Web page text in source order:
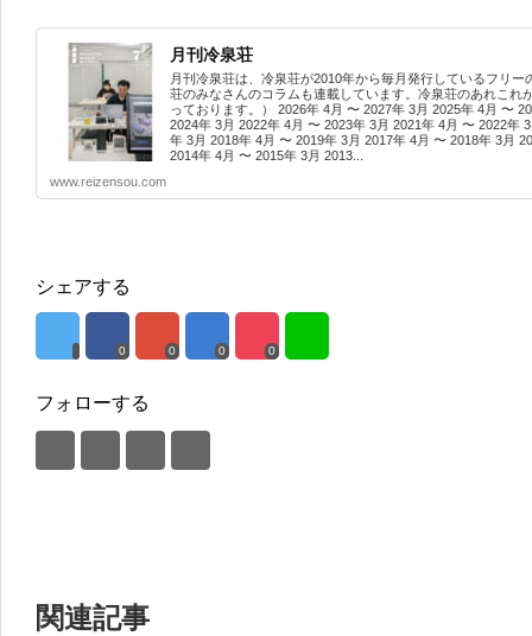
月刊冷泉荘
月刊冷泉荘は、冷泉荘が2010年から毎月発行しているフリ
荘のみなさんのコラムも連載しています。冷泉荘のあれこれ
っております。） 2026年 4月 〜 2027年 3月 2025年 4月 〜
2024年 3月 2022年 4月 〜 2023年 3月 2021年 4月 〜 2022年
年 3月 2018年 4月 〜 2019年 3月 2017年 4月 〜 2018年 3月
2014年 4月 〜 2015年 3月 2013...
www.reizensou.com
シェアする
0 0 0 0
フォローする
関連記事